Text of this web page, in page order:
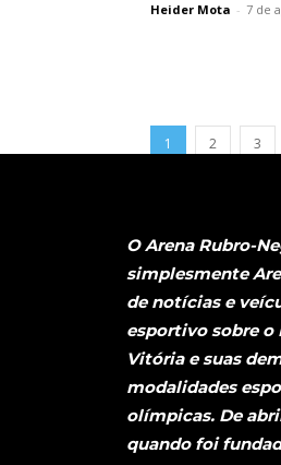
Heider Mota - 7 de
1 2 3
O Arena Rubro-
simplesmente
de notícias e
esportivo sobre o
Vitória e suas
modalidades
olímpicas. De
quando foi